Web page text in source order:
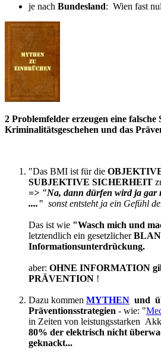
je nach Bundesland: Wien fast
2 Problemfelder erzeugen eine falsche
Kriminalitätsgeschehen und das
"Das BMI ist für die
SUBJEKTIVE SICHERHEIT
=> "Na, dann dürfen wird ja gar
...." sonstentsteht ja ein Gefühl
Das ist wie "Wasch mich und
letztendlich ein gesetzlicher
Informationsunterdrückung.
aber: OHNE INFORMATION
PRÄVENTION !
Dazu kommen MYTHEN und
Präventionsstrategien - wie: "
in Zeiten von leistungsstarken
80% der elektrisch nicht
geknackt...